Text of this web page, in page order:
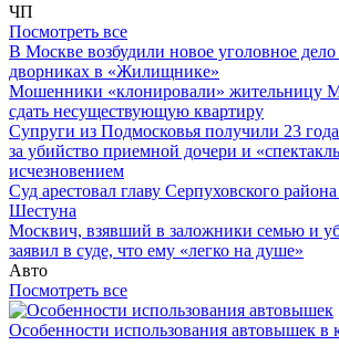
ЧП
Посмотреть все
В Москве возбудили новое уголовное
дворниках в «Жилищнике»
Мошенники «клонировали» жительницу
сдать несуществующую квартиру
Супруги из Подмосковья получили 23
за убийство приемной дочери и
исчезновением
Суд арестовал главу Серпуховского
Шестуна
Москвич, взявший в заложники семью и
заявил в суде, что ему «легко на душе»
Авто
Посмотреть все
Особенности использования автовышек в